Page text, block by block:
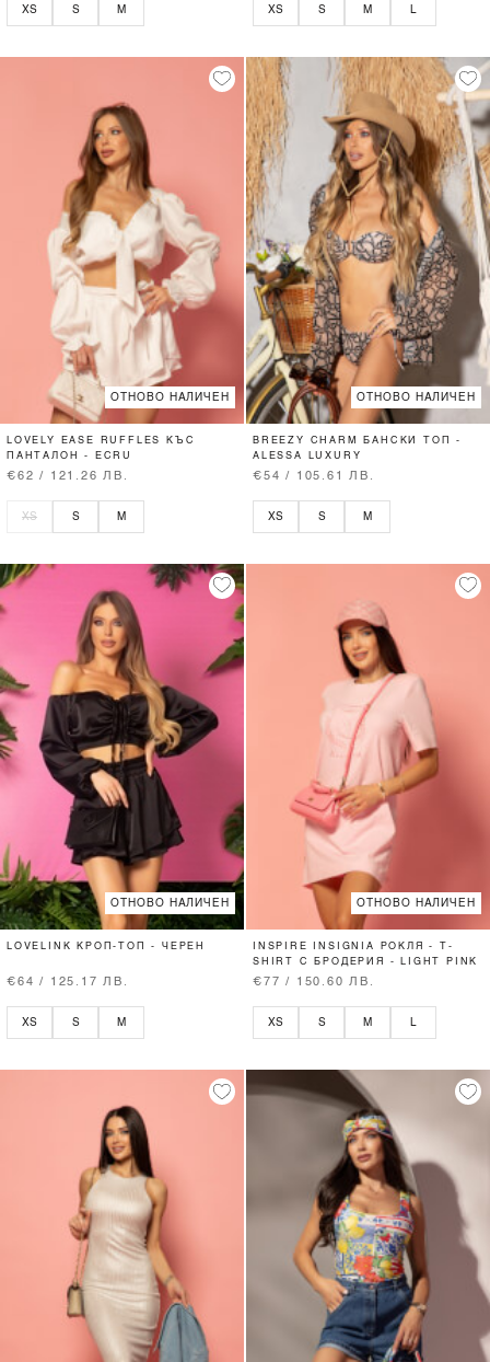
XS S M XS S M L
ОТНОВО НАЛИЧЕН
LOVELY EASE RUFFLES КЪС
ПАНТАЛОН - ECRU
€62 / 121.26 ЛВ.
XS S M
ОТНОВО НАЛИЧЕН
BREEZY CHARM БАНСКИ ТОП -
ALESSA LUXURY
€54 / 105.61 ЛВ.
XS S M
ОТНОВО НАЛИЧЕН
LOVELINK КРОП-ТОП - ЧЕРЕН
€64 / 125.17 ЛВ.
XS S M
ОТНОВО НАЛИЧЕН
INSPIRE INSIGNIA РОКЛЯ - T-
SHIRT С БРОДЕРИЯ - LIGHT PINK
€77 / 150.60 ЛВ.
XS S M L